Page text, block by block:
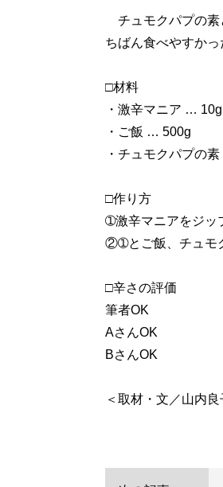
チュモクパプの素
ちばん食べやすかっ
□材料
・激辛マニア … 10g
・ご飯 … 500g
・チュモクパプの
□作り方
➀激辛マニアをジッ
②➀とご飯、チュモ
□辛さの評価
筆者OK
AさんOK
BさんOK
＜取材・文／山内良